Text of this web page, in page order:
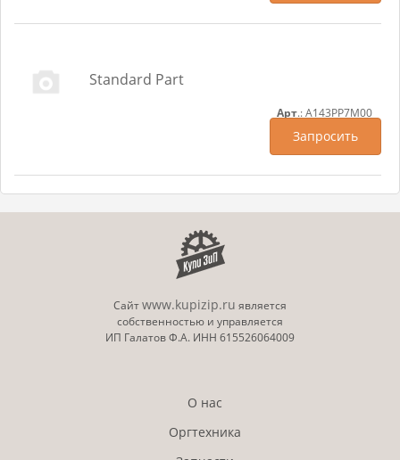
Standard Part
Арт.: A143PP7M00
Запросить
Сайтwww.kupizip.ru является
собственностью и управляется
ИП Галатов Ф.А. ИНН 615526064009
О нас
Оргтехника